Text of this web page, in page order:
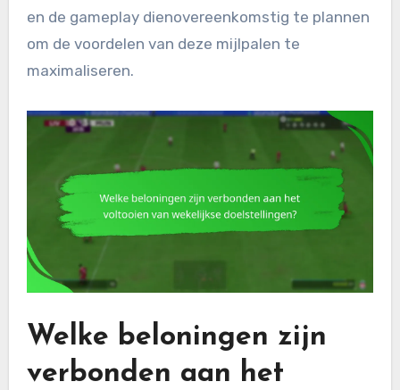
en de gameplay dienovereenkomstig te plannen
om de voordelen van deze mijlpalen te
maximaliseren.
Welke beloningen zijn
verbonden aan het